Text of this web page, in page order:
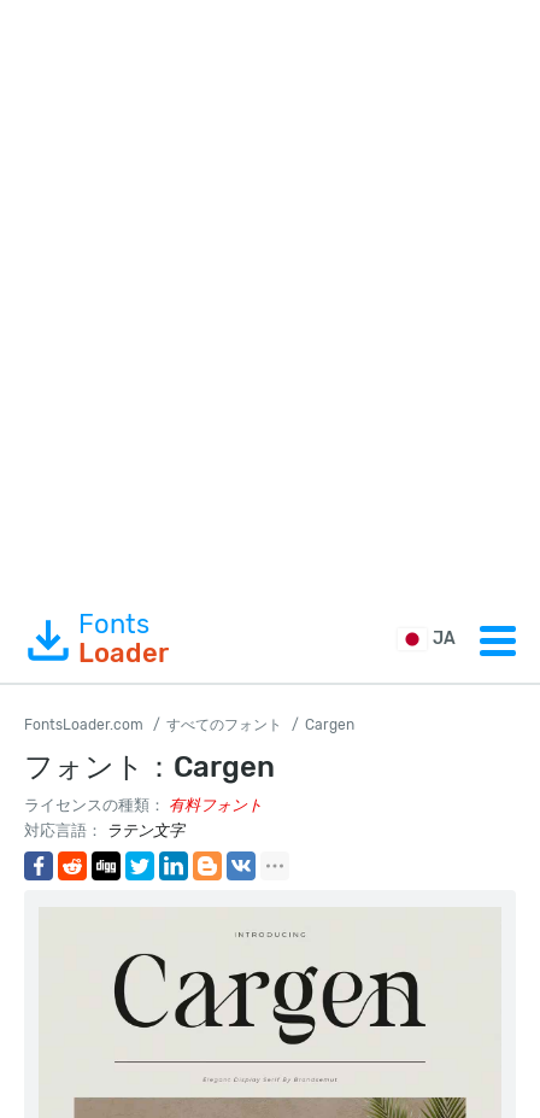
Fonts
Loader
JA
FontsLoader.com すべてのフォント Cargen
フォント：Cargen
ライセンスの種類： 有料フォント
対応言語：
ラテン文字